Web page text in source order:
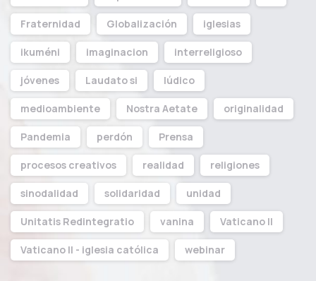
Fraternidad Globalización iglesias
ikuméni imaginacion interreligioso
jóvenes Laudato si lúdico
medioambiente Nostra Aetate originalidad
Pandemia perdón Prensa
procesos creativos realidad religiones
sinodalidad solidaridad unidad
Unitatis Redintegratio vanina Vaticano II
Vaticano II - iglesia católica webinar